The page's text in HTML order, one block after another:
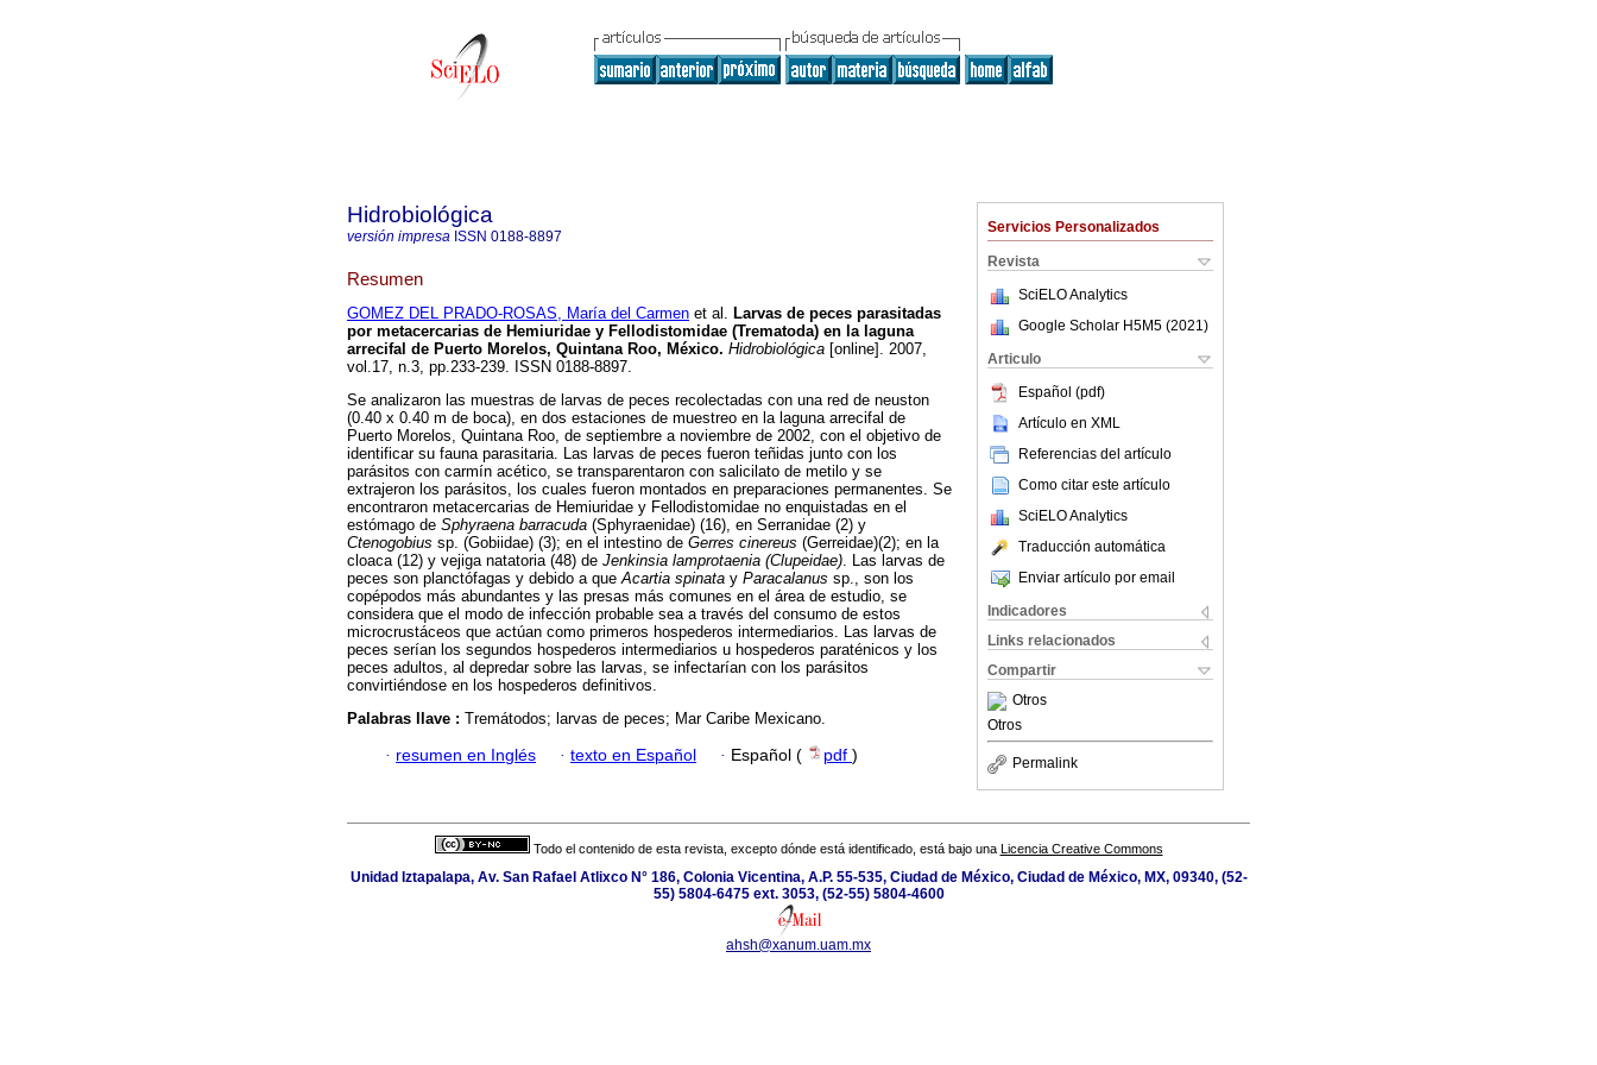
Servicios Personalizados
Revista
SciELO Analytics
Google Scholar H5M5 (2021 )
Articulo
Español (pdf)
Artículo en XML
Referencias del artículo
Como citar este artículo
SciELO Analytics
Traducción automática
Enviar artículo por email
Indicadores
Links relacionados
Compartir
Otros
Otros
Permalink
Hidrobiológica
versión impresa ISSN 0188-8897
Resumen
GOMEZ DEL PRADO-ROSAS, María del Carmen et al. Larvas de peces parasitadas
por metacercarias de Hemiuridae y Fellodistomidae (Trematoda) en la laguna
arrecifal de Puerto Morelos, Quintana Roo, México. Hidrobiológica [online]. 2007,
vol.17, n.3, pp.233-239. ISSN 0188-8897.
Se analizaron las muestras de larvas de peces recolectadas con una red de neuston
(0.40 x 0.40 m de boca), en dos estaciones de muestreo en la laguna arrecifal de
Puerto Morelos, Quintana Roo, de septiembre a noviembre de 2002, con el objetivo de
identificar su fauna parasitaria. Las larvas de peces fueron teñidas junto con los
parásitos con carmín acético, se transparentaron con salicilato de metilo y se
extrajeron los parásitos, los cuales fueron montados en preparaciones permanentes. Se
encontraron metacercarias de Hemiuridae y Fellodistomidae no enquistadas en el
estómago de Sphyraena barracuda (Sphyraenidae) (16), en Serranidae (2) y
Ctenogobius sp. (Gobiidae) (3); en el intestino de Gerres cinereus (Gerreidae)(2); en la
cloaca (12) y vejiga natatoria (48) de Jenkinsia lamprotaenia (Clupeidae). Las larvas de
peces son planctófagas y debido a queAcartia spinata y Paracalanus sp., son los
copépodos más abundantes y las presas más comunes en el área de estudio, se
considera que el modo de infección probable sea a través del consumo de estos
microcrustáceos que actúan como primeros hospederos intermediarios. Las larvas de
peces serían los segundos hospederos intermediarios u hospederos paraténicos y los
peces adultos, al depredar sobre las larvas, se infectarían con los parásitos
convirtiéndose en los hospederos definitivos.
Palabras llave : Tremátodos; larvas de peces; Mar Caribe Mexicano.
· resumen en Inglés · texto en Español · Español ( pdf )
Todo el contenido de esta revista, excepto dónde está identificado, está bajo una Licencia Creative Commons
Unidad Iztapalapa, Av. San Rafael Atlixco N° 186, Colonia Vicentina, A.P. 55-535, Ciudad de México, Ciudad de México, MX, 09340, (52-
55) 5804-6475 ext. 3053, (52-55) 5804-4600
ahsh@xanum.uam.mx